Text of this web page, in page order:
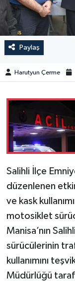
Paylaş
Harutyun Çerme
Salihli İlçe
düzenlenen
ve kask
motosiklet
Manisa’nın
sürücülerinin
kullanımını
Müdürlüğü